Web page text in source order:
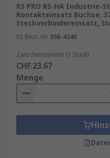
RS PRO RS-HA Industrie-
Kontakteinsatz Buchse,
Steckverbindereinsatz,
RS Best.-Nr. 208-4340
Zwischensumme (1 Stück)
CHF.23.67
Menge